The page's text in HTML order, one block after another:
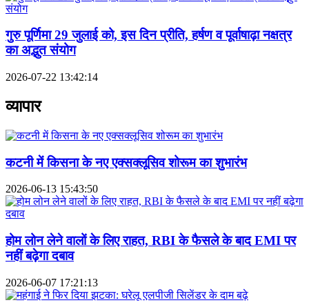
गुरु पूर्णिमा 29 जुलाई को, इस दिन प्रीति, हर्षण व पूर्वाषाढ़ा नक्षत्र
का अद्भुत संयोग
2026-07-22 13:42:14
व्यापार
कटनी में किसना के नए एक्सक्लूसिव शोरूम का शुभारंभ
2026-06-13 15:43:50
होम लोन लेने वालों के लिए राहत, RBI के फैसले के बाद EMI पर
नहीं बढ़ेगा दबाव
2026-06-07 17:21:13